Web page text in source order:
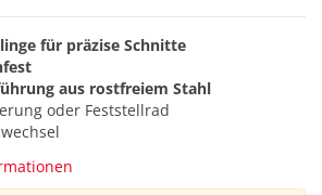
für präzise Schnitte
aus rostfreiem Stahl
oder Feststellrad